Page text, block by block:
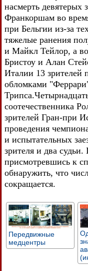
насмерть девятерых
Франкоршам во
при Бельгии из-за
тяжелые ранения
и Майкл Тейлор, а
Бристоу и Алан
Италии 13 зрителей
обломками
соотечественника
зрителей Гран-при
проведения
и испытательных
зрителя и два
присмотревшись к
обнаружить, что
сокращается.
Передвижные
медцентры